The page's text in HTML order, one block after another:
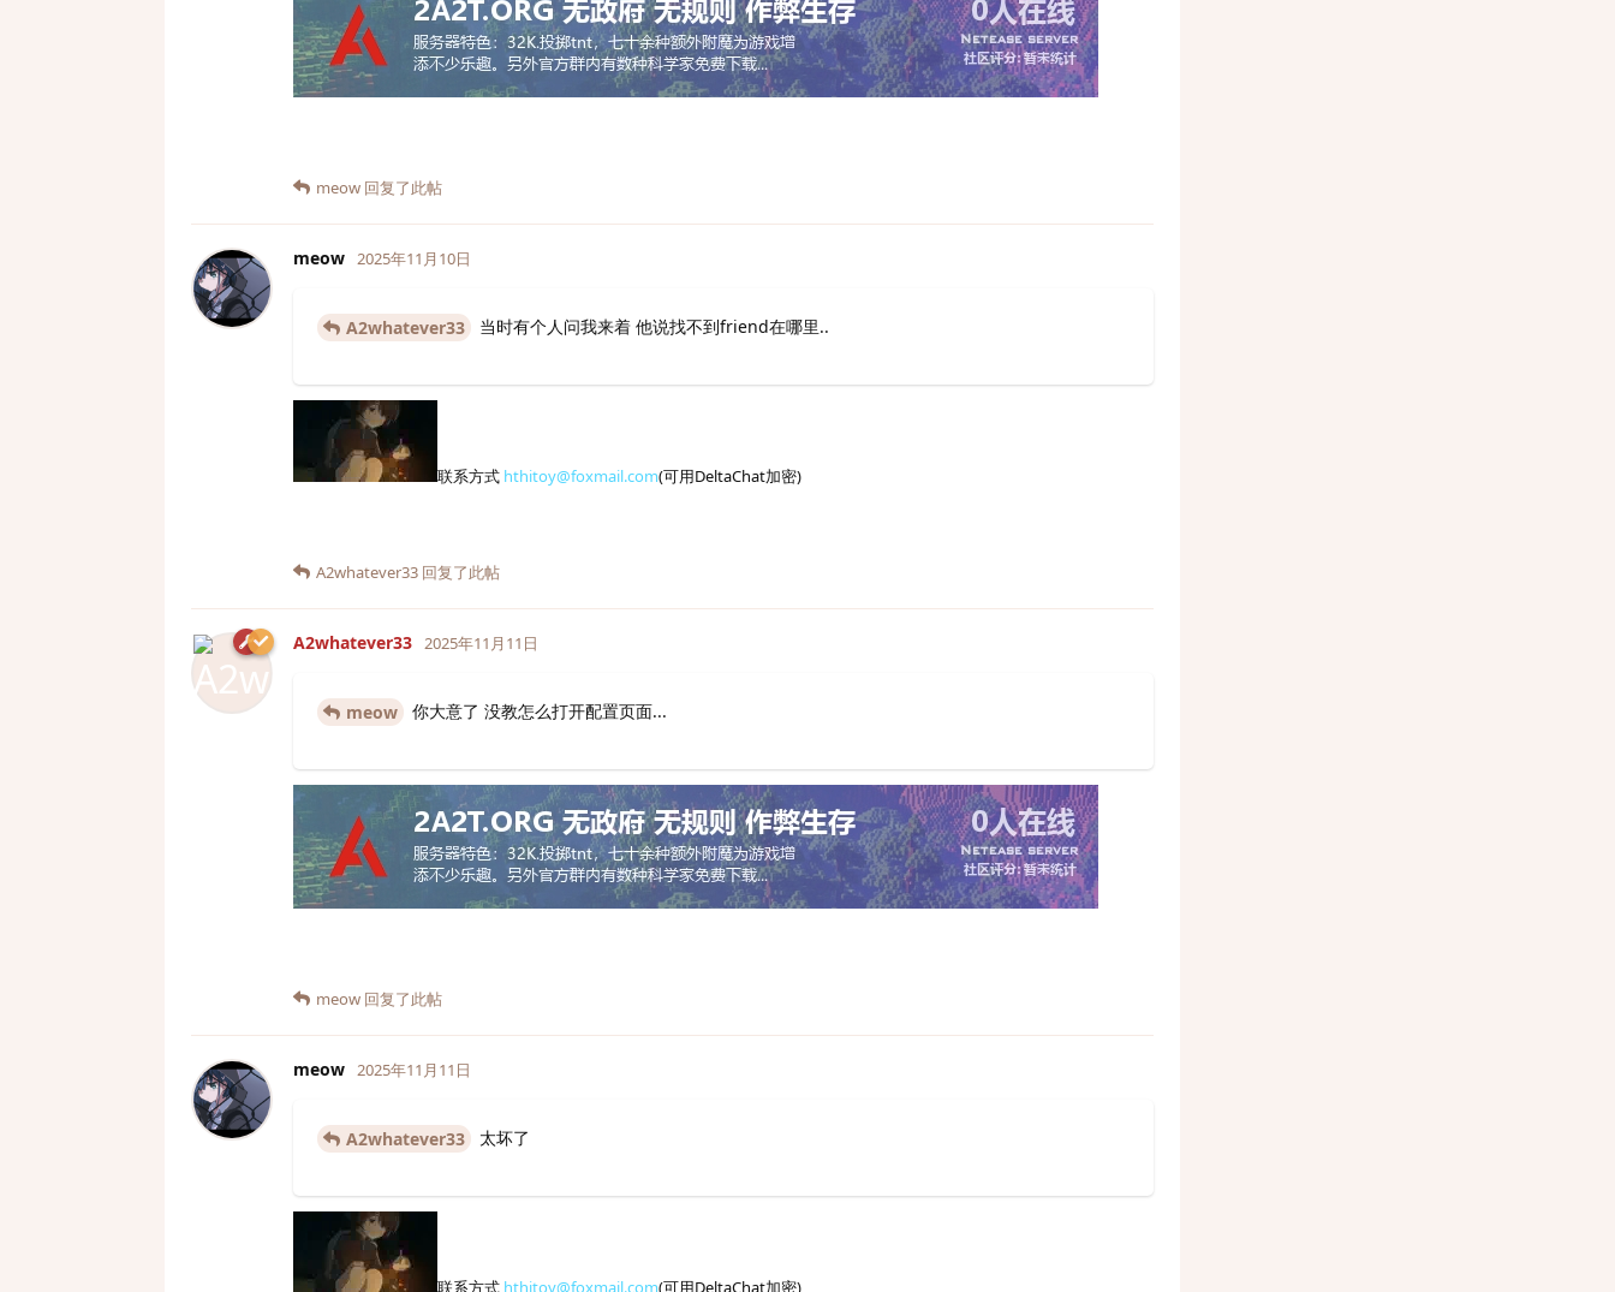
meow 回复了此帖
meow 2025年11月10日
A2whatever33 当时有个人问我来着 他说找不到friend在哪里..
联系方式 hthitoy@foxmail.com(可用DeltaChat加密)
A2whatever33 回复了此帖
A2whatever33 2025年11月11日
meow 你大意了 没教怎么打开配置页面...
meow 回复了此帖
meow 2025年11月11日
A2whatever33 太坏了
联系方式 hthitoy@foxmail.com(可用DeltaChat加密)